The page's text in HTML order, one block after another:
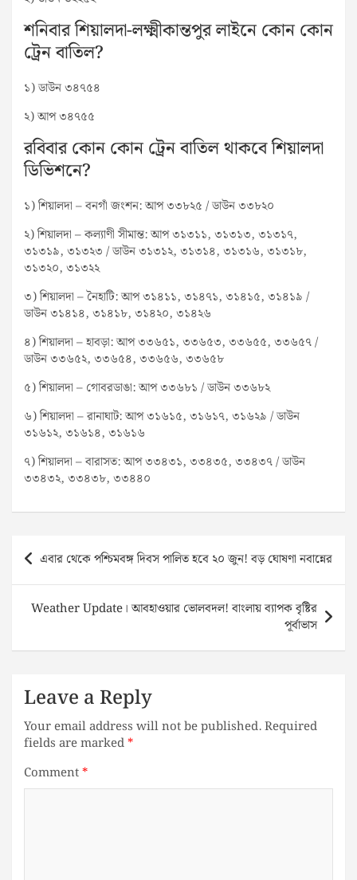
শনিবার শিয়ালদা-লক্ষ্মীকান্তপুর লাইনে কোন কোন
ট্রেন বাতিল?
১) ডাউন ৩৪৭৫৪
২) আপ ৩৪৭৫৫
রবিবার কোন কোন ট্রেন বাতিল থাকবে শিয়ালদা
ডিভিশনে?
১) শিয়ালদা – বনগাঁ জংশন: আপ ৩৩৮২৫ / ডাউন ৩৩৮২০
২) শিয়ালদা – কল্যাণী সীমান্ত: আপ ৩১৩১১, ৩১৩১৩, ৩১৩১৭,
৩১৩১৯, ৩১৩২৩ / ডাউন ৩১৩১২, ৩১৩১৪, ৩১৩১৬, ৩১৩১৮,
৩১৩২০, ৩১৩২২
৩) শিয়ালদা – নৈহাটি: আপ ৩১৪১১, ৩১৪৭১, ৩১৪১৫, ৩১৪১৯ /
ডাউন ৩১৪১৪, ৩১৪১৮, ৩১৪২০, ৩১৪২৬
৪) শিয়ালদা – হাবড়া: আপ ৩৩৬৫১, ৩৩৬৫৩, ৩৩৬৫৫, ৩৩৬৫৭ /
ডাউন ৩৩৬৫২, ৩৩৬৫৪, ৩৩৬৫৬, ৩৩৬৫৮
৫) শিয়ালদা – গোবরডাঙা: আপ ৩৩৬৮১ / ডাউন ৩৩৬৮২
৬) শিয়ালদা – রানাঘাট: আপ ৩১৬১৫, ৩১৬১৭, ৩১৬২৯ / ডাউন
৩১৬১২, ৩১৬১৪, ৩১৬১৬
৭) শিয়ালদা – বারাসত: আপ ৩৩৪৩১, ৩৩৪৩৫, ৩৩৪৩৭ / ডাউন
৩৩৪৩২, ৩৩৪৩৮, ৩৩৪৪০
Post
navigation
এবার থেকে পশ্চিমবঙ্গ দিবস পালিত হবে ২০ জুন! বড় ঘোষণা নবান্নের
Weather Update। আবহাওয়ার ভোলবদল! বাংলায় ব্যাপক বৃষ্টির
পূর্বাভাস
Leave a Reply
Your email address will not be published.Required
fields are marked*
Comment*